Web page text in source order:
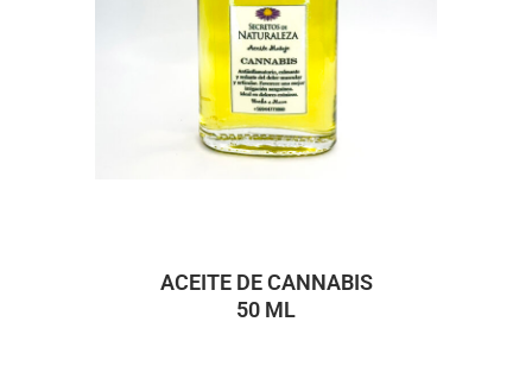
ACEITE DE CANNABIS
50 ML